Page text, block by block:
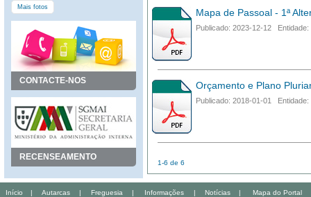
Mais fotos
CONTACTE-NOS
RECENSEAMENTO
Mapa de Passoal - 1ª
Publicado: 2023-12-12
Orçamento e Plano
Publicado: 2018-01-01
1-6 de 6
Início | Autarcas | Freguesia | Informações | Notícias | Mapa do Portal